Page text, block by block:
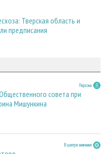
Тверская область и
предписания
Персона
совета при
Мишункина
В центре внимания